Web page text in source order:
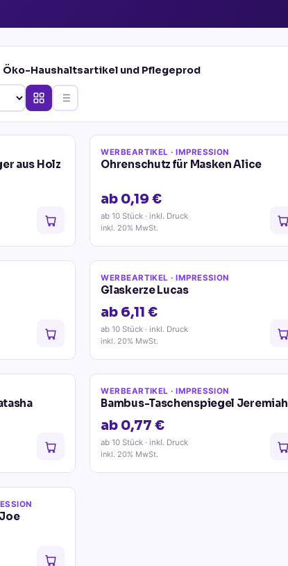
Öko-Haushaltsartikel und Pflegeprod
aus Holz
WERBEARTIKEL · IMPRESSION
Ohrenschutz für Masken Alice
ab 0,19 €
ab 10 Stück · inkl. Druck
inkl. 20% MwSt.
WERBEARTIKEL · IMPRESSION
Glaskerze Lucas
ab 6,11 €
ab 10 Stück · inkl. Druck
inkl. 20% MwSt.
WERBEARTIKEL · IMPRESSION
Bambus-Taschenspiegel Jeremiah
ab 0,77 €
ab 10 Stück · inkl. Druck
inkl. 20% MwSt.